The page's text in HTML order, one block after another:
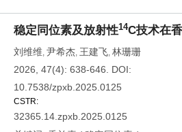
稳定同位素及放射性14C技术在
刘维维, 尹希杰, 王建飞, 林珊珊
2026, 47(4): 638-646.
DOI:
10.7538/zpxb.2025.0125
CSTR:
32365.14.zpxb.2025.0125